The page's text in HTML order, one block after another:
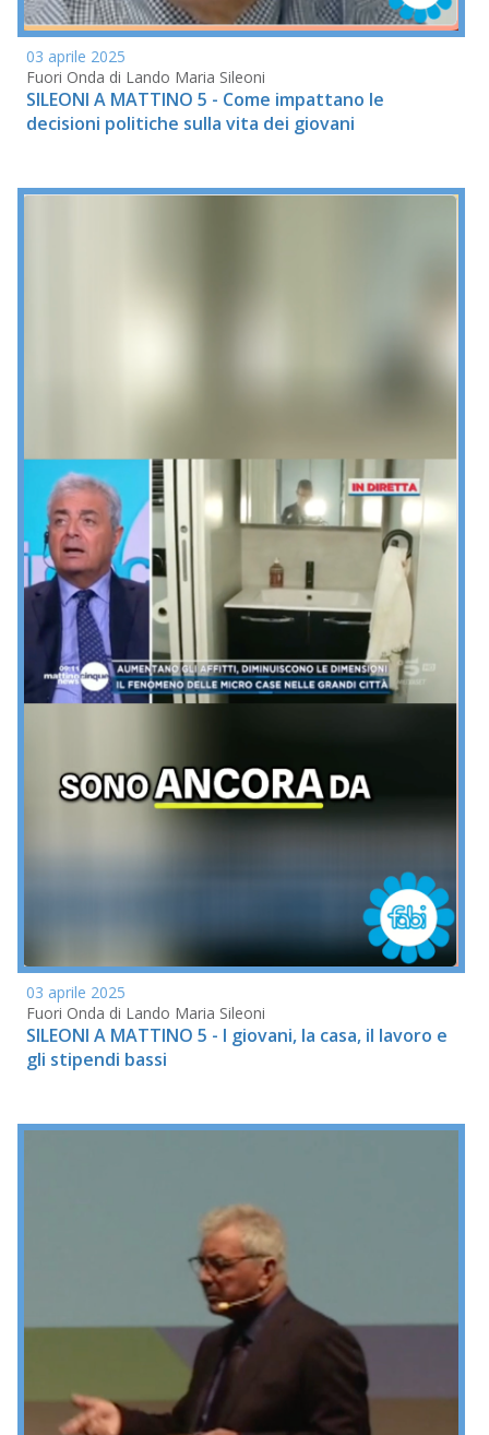
03 aprile 2025
Fuori Onda di Lando Maria Sileoni
SILEONI A MATTINO 5 - Come impattano le
decisioni politiche sulla vita dei giovani
03 aprile 2025
Fuori Onda di Lando Maria Sileoni
SILEONI A MATTINO 5 - I giovani, la casa, il lavoro e
gli stipendi bassi